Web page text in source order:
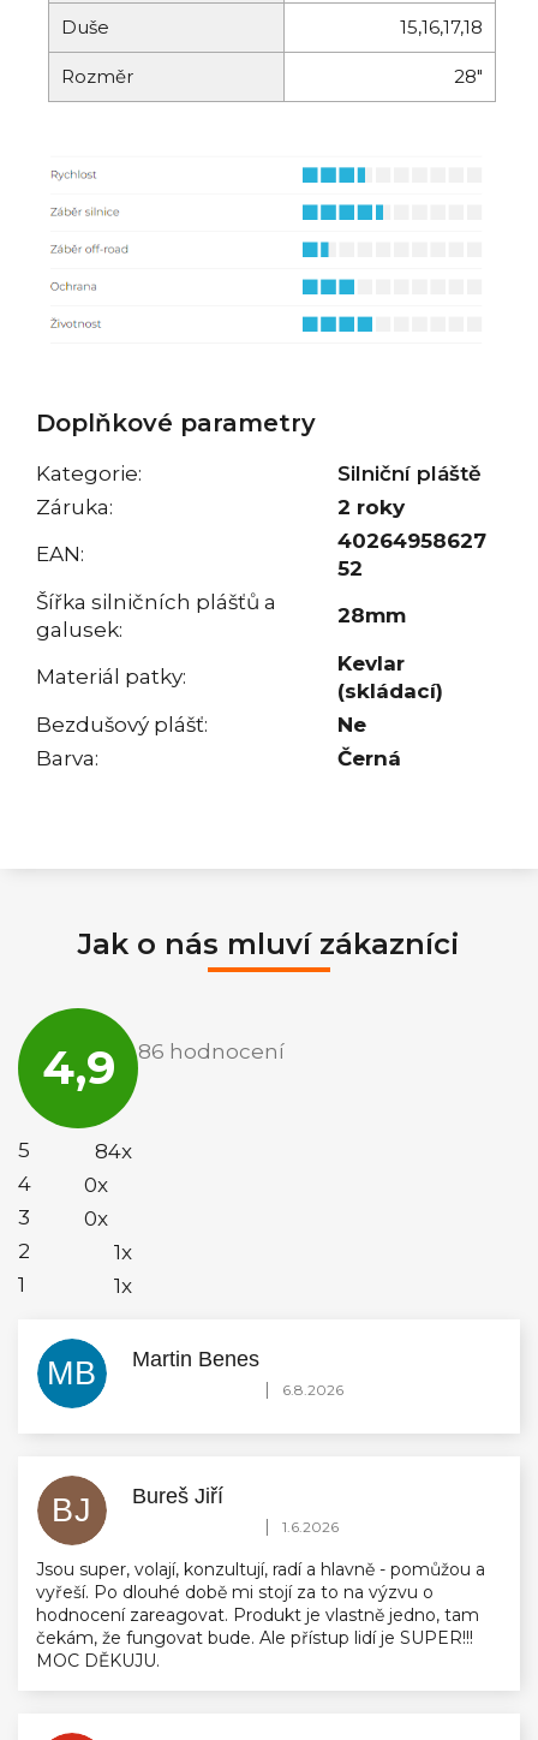
Duše 15,16,17,18
Rozměr 28"
Doplňkové parametry
Kategorie:
Silniční pláště
Záruka:
2 roky
EAN:
40264958627
52
Šířka silničních plášťů a
galusek:
28mm
Materiál patky:
Kevlar
(skládací)
Bezdušový plášť:
Ne
Barva: Černá
Jak o nás mluví zákazníci
4,9
hodnocení
obchodu
je
86 hodnocení
5
84x
4
0x
3
0x
2
1x
1
1x
MB Martin Benes
Hodnocení obchodu je 5 z 5 hvězdiček.
| 6.8.2026
BJ Bureš Jiří
Hodnocení obchodu je 5 z 5 hvězdiček.
| 1.6.2026
Jsou super, volají, konzultují, radí a hlavně - pomůžou a
vyřeší. Po dlouhé době mi stojí za to na výzvu o
hodnocení zareagovat. Produkt je vlastně jedno, tam
čekám, že fungovat bude. Ale přístup lidí je SUPER!!!
MOC DĚKUJU.